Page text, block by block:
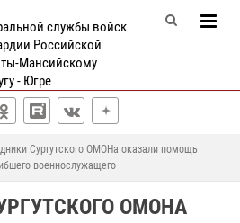
службы войск
Российской
Мансийскому
- Югре
Сургутского ОМОНа оказали помощь
военнослужащего
ОМОНА